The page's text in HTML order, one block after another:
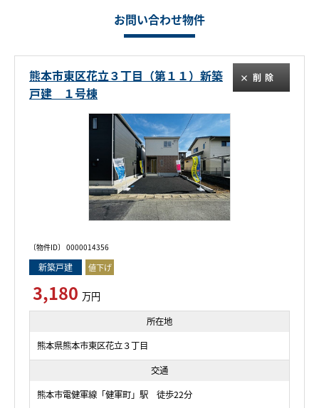
お問い合わせ物件
熊本市東区花立３丁目（第１１）新築
戸建 １号棟
削除
〔物件ID〕 0000014356
新築戸建 値下げ
3,180 万円
所在地
熊本県熊本市東区花立３丁目
交通
熊本市電健軍線「健軍町」駅 徒歩22分